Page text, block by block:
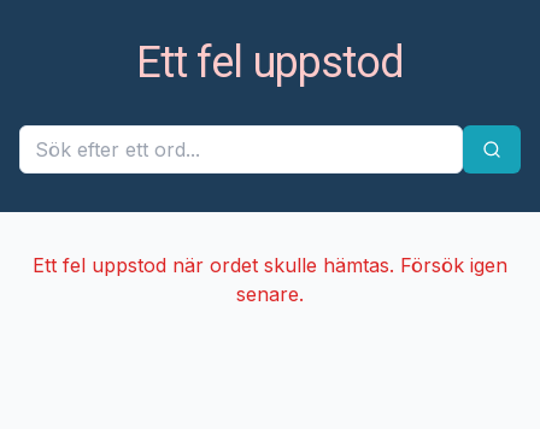
Ett fel uppstod
Ett fel uppstod när ordet skulle hämtas. Försök igen
senare.